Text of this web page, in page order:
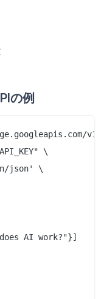
の例
\
json' \
AI work?"}]